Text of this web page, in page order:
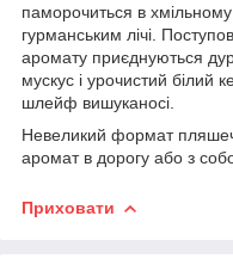
паморочиться в
гурманським лічі.
аромату приєднуються
мускус і урочистий білий
шлейф вишуканосі.
Невеликий формат
аромат в дорогу або з
Приховати